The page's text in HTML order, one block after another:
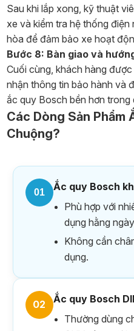
Sau khi lắp xong, kỹ thuật
xe và kiểm tra hệ thống
hòa để đảm bảo xe hoạt
Bước 8: Bàn giao và
Cuối cùng, khách hàng
nhận thông tin bảo hành và
ắc quy Bosch bền hơn trong
Các Dòng Sản Phẩm
Chuộng?
01
Ắc quy Bosch
Phù hợp với
dụng hằng
Không cần
dụng.
02
Ắc quy Bosch
Thường dùng